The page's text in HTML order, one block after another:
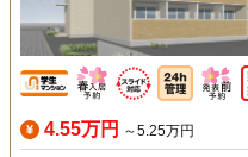
4.55万円 ～5.25万円